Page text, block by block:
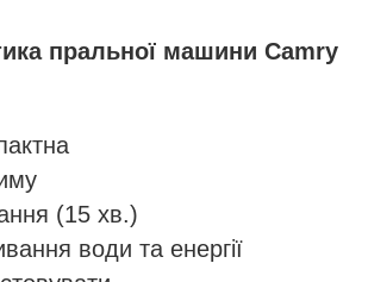
пральної машини Camry
(15 хв.)
води та енергії